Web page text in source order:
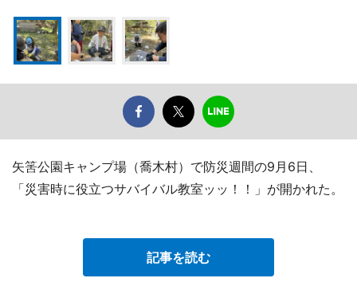
矢筈公園キャンプ場（喬木村）で防災週間の9月6日、
「災害時に役立つサバイバル教室ッッ！！」が開かれた。
記事を読む